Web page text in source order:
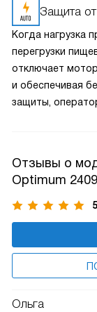
отходов, таких
и превращает их
смывается по
Crusher
предотвращая
и уменьшая
Защита
Когда нагрузка
перегрузки
отключает
и обеспечивая
защиты,
Отзывы о
Optimum 2409
5
Ольга